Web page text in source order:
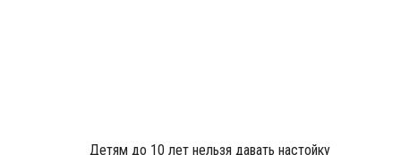
Детям до 10 лет нельзя давать настойку